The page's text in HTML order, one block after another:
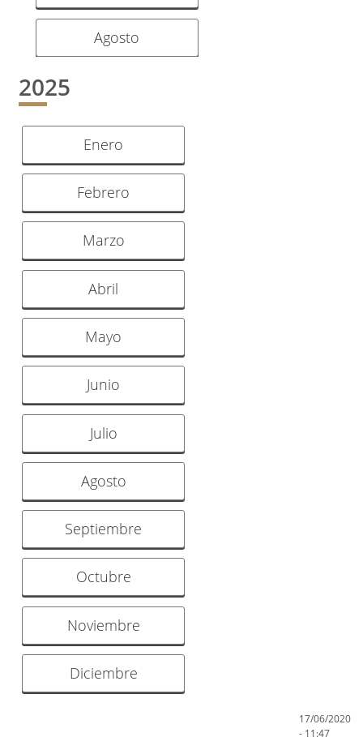
Agosto
2025
Enero
Febrero
Marzo
Abril
Mayo
Junio
Julio
Agosto
Septiembre
Octubre
Noviembre
Diciembre
17/06/2020
- 11:47